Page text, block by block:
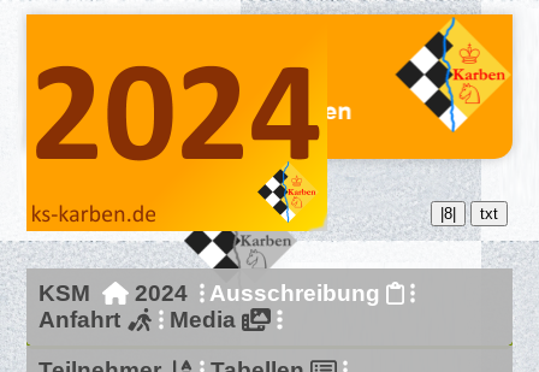
|8| txt
KSM 2024
Ausschreibung
Anfahrt
Media